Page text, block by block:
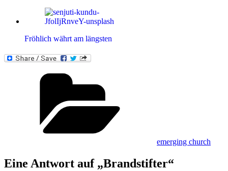
Fröhlich währt am längsten
emerging church
Eine Antwort auf „Brandstifter“